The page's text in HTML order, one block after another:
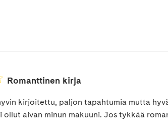
Romanttinen kirja
kirjoitettu, paljon tapahtumia mutta
ollut aivan minun makuuni. Jos tykkää